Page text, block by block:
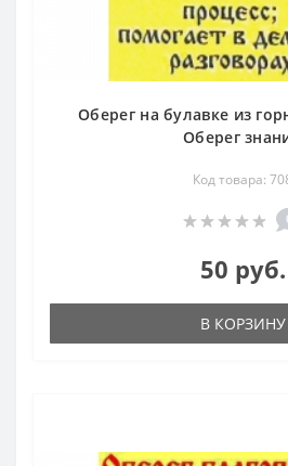
Оберег на булавке из
Оберег
Код товара:
50 руб.
В КОРЗИНУ